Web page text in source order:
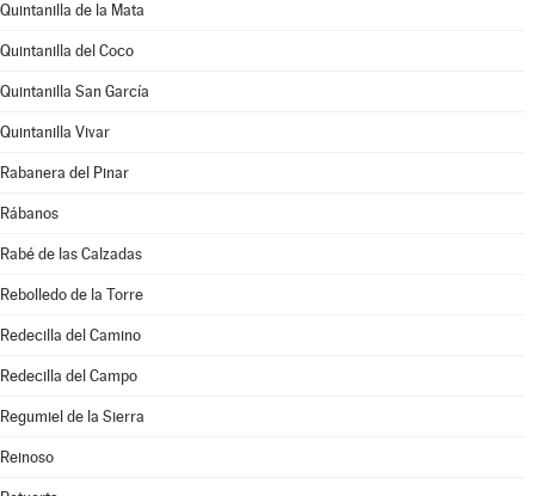
Quintanilla de la Mata
Quintanilla del Coco
Quintanilla San García
Quintanilla Vivar
Rabanera del Pinar
Rábanos
Rabé de las Calzadas
Rebolledo de la Torre
Redecilla del Camino
Redecilla del Campo
Regumiel de la Sierra
Reinoso